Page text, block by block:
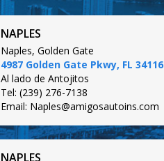
NAPLES
Naples, Golden Gate
4987 Golden Gate Pkwy, FL 34116
Al lado de Antojitos
Tel: (239) 276-7138
Email: Naples@amigosautoins.com
NAPLES